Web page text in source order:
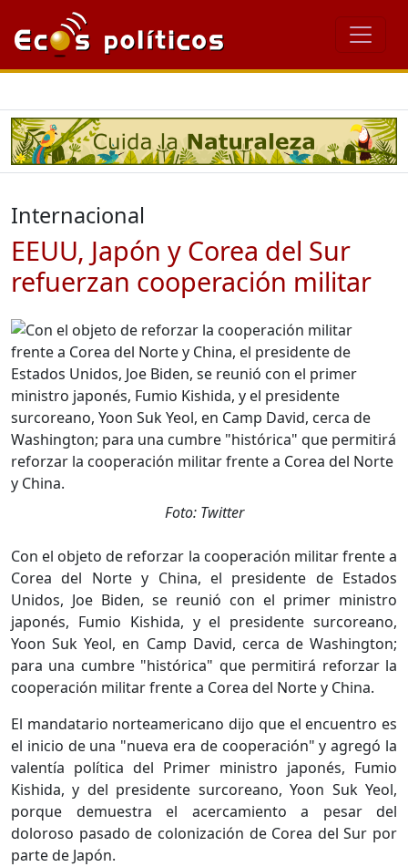
Internacional
EEUU, Japón y Corea del Sur
refuerzan cooperación militar
Foto: Twitter
Con el objeto de reforzar la cooperación militar frente a
Corea del Norte y China, el presidente de Estados
Unidos, Joe Biden, se reunió con el primer ministro
japonés, Fumio Kishida, y el presidente surcoreano,
Yoon Suk Yeol, en Camp David, cerca de Washington;
para una cumbre "histórica" que permitirá reforzar la
cooperación militar frente a Corea del Norte y China.
El mandatario norteamericano dijo que el encuentro es
el inicio de una "nueva era de cooperación" y agregó la
valentía política del Primer ministro japonés, Fumio
Kishida, y del presidente surcoreano, Yoon Suk Yeol,
porque demuestra el acercamiento a pesar del
doloroso pasado de colonización de Corea del Sur por
parte de Japón.